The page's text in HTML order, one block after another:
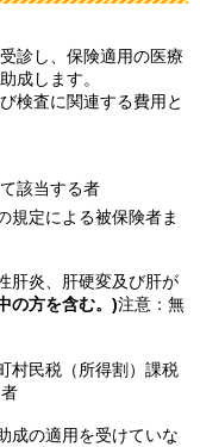
診し、保険適用の医療
成します。
検査に関連する費用と
該当する者
規定による被保険者ま
肝炎、肝硬変及び肝が
の方を含む。)注意：無
村民税（所得割）課税
成の適用を受けていな